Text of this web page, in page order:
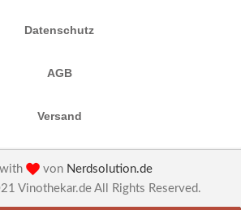
Datenschutz
AGB
Versand
von Nerdsolution.de
Vinothekar.de All Rights Reserved.